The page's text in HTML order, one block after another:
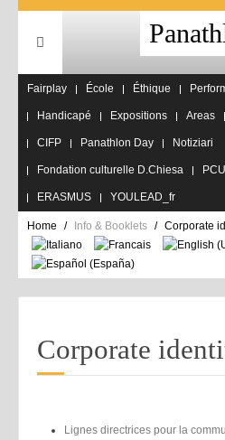
Fairplay École Éthique
Handicapé Expositions Areas
CIFP Panathlon Day Notiziari
Fondation culturelle D.Chiesa
ERASMUS YOULEAD_fr
Home Info & Booklets Corporate
Corporate
Lignes directrices pour la